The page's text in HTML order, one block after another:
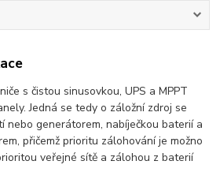
s čistou sinusovkou, UPS a MPPT
Jedná se tedy o záložní zdroj se
nebo generátorem, nabíječkou baterií a
přičemž prioritu zálohování je možno
veřejné sítě a zálohou z baterií